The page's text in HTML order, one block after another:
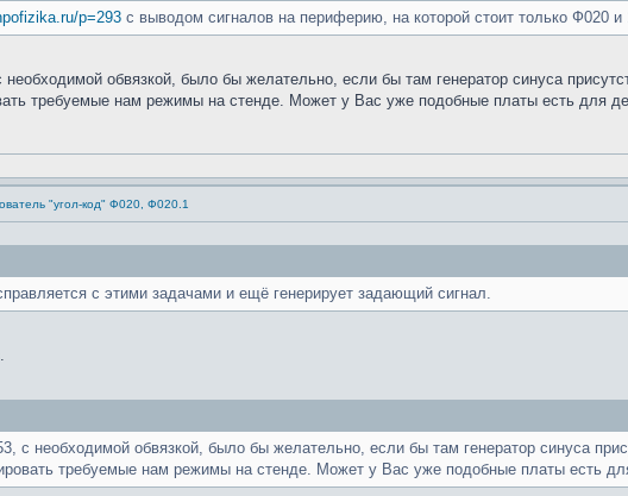
p=293 с выводом сигналов на периферию, на которой стоит только Ф020
обвязкой, было бы желательно, если бы там генератор синуса
требуемые нам режимы на стенде. Может у Вас уже подобные платы есть для
"угол-код" Ф020, Ф020.1
с этими задачами и ещё генерирует задающий сигнал.
с необходимой обвязкой, было бы желательно, если бы там генератор синуса
требуемые нам режимы на стенде. Может у Вас уже подобные платы есть